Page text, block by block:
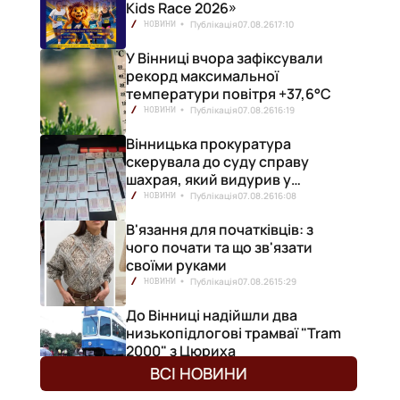
Kids Race 2026»
НОВИНИ Публікація07.08.2617:10
У Вінниці вчора зафіксували
рекорд максимальної
температури повітря +37,6°С
НОВИНИ Публікація07.08.2616:19
Вінницька прокуратура
скерувала до суду справу
шахрая, який видурив у
вінничанки 154 тисячі гривень
НОВИНИ Публікація07.08.2616:08
В'язання для початківців: з
чого почати та що зв'язати
своїми руками
НОВИНИ Публікація07.08.2615:29
До Вінниці надійшли два
низькопідлогові трамваї "Tram
2000" з Цюриха
НОВИНИ Публікація07.08.26
ВСІ НОВИНИ